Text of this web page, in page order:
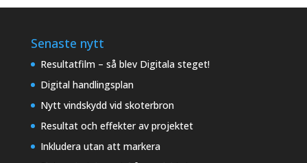
Senaste nytt
Resultatfilm – så blev Digitala steget!
Digital handlingsplan
Nytt vindskydd vid skoterbron
Resultat och effekter av projektet
Inkludera utan att markera